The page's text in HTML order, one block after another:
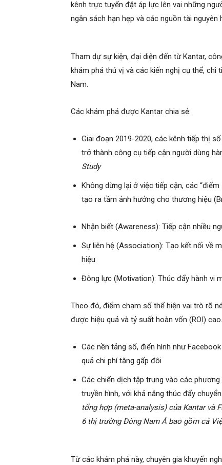
kênh trực tuyến đặt áp lực lên vai những
ngân sách hạn hẹp và các nguồn tài nguyên
Tham dự sự kiện, đại diện đến từ Kantar,
khám phá thú vị và các kiến nghị cụ thể,
Nam.
Các khám phá được Kantar chia sẻ:
Giai đoạn 2019-2020, các kênh tiếp thị
trở thành công cụ tiếp cận người dùng
Study
Không dừng lại ở việc tiếp cận, các
tạo ra tầm ảnh hưởng cho thương hiệu
Nhận biết (Awareness): Tiếp cận nhiều
Sự liên hệ (Association): Tạo kết nối về
hiệu
Đông lực (Motivation): Thúc đẩy hành vi
Theo đó, điểm chạm số thể hiện vai trò rõ
được hiệu quả và tỷ suất hoàn vốn (ROI) cao.
Các nền tảng số, điển hình như
quả chi phí tăng gấp đôi
Các chiến dịch tập trung vào các
truyền hình, với khả năng thúc đẩy
tổng hợp (meta-analysis) của Kantar và
6 thị trường Đông Nam Á bao gồm cả
Từ các khám phá này, chuyên gia khuyến